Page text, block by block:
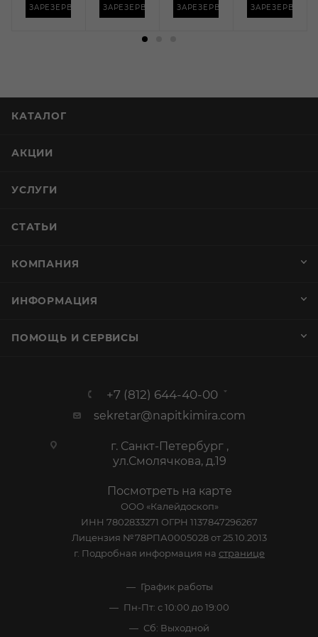
ЗАРЕЗЕРВИРОВАТЬЗАРЕЗЕРВИРОВАТЬЗАРЕЗЕРВИРОВАТЬ
КАТАЛОГ
АКЦИИ
УСЛУГИ
СТАТЬИ
КОМПАНИЯ
ИНФОРМАЦИЯ
ПОМОЩЬ И СЕРВИСЫ
+7 (812) 644-40-00
sekretar@napitkimira.com
г. Санкт-Петербург ,
ул.Смолячкова, д.19
Посмотреть на карте
ООО «Калейдоскоп»
ИНН 7802833271 ОГРН 1137847296267
Лицензия №78РПА0005028 от 25.10.2013
г. Подробная информация на странице
График работы
Пн-Пт: с 10:00 до 19:00
Сб: Выходной